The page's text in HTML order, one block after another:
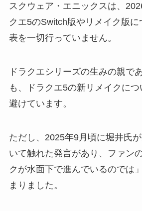
スクウェア・エニックスは、
クエ5のSwitch版やリメイク版
表を一切行っていません。
ドラクエシリーズの生みの親で
も、ドラクエ5の新リメイクに
避けています。
ただし、2025年9月頃に堀井氏
いて触れた発言があり、ファン
クが水面下で進んでいるのでは
まりました。